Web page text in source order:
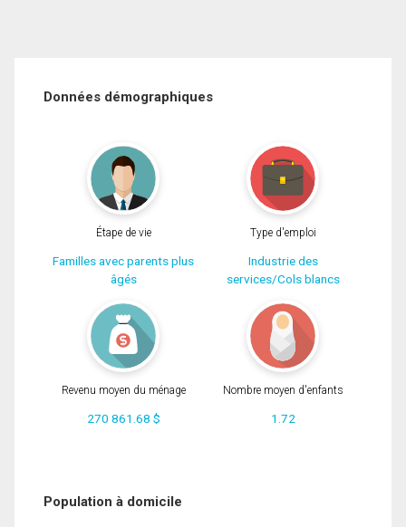
Données démographiques
Étape de vie
Familles avec parents plus
âgés
Type d'emploi
Industrie des
services/Cols blancs
Revenu moyen du ménage
270 861.68 $
Nombre moyen d'enfants
1.72
Population à domicile